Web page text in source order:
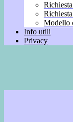
Modello
Info utili
Privacy